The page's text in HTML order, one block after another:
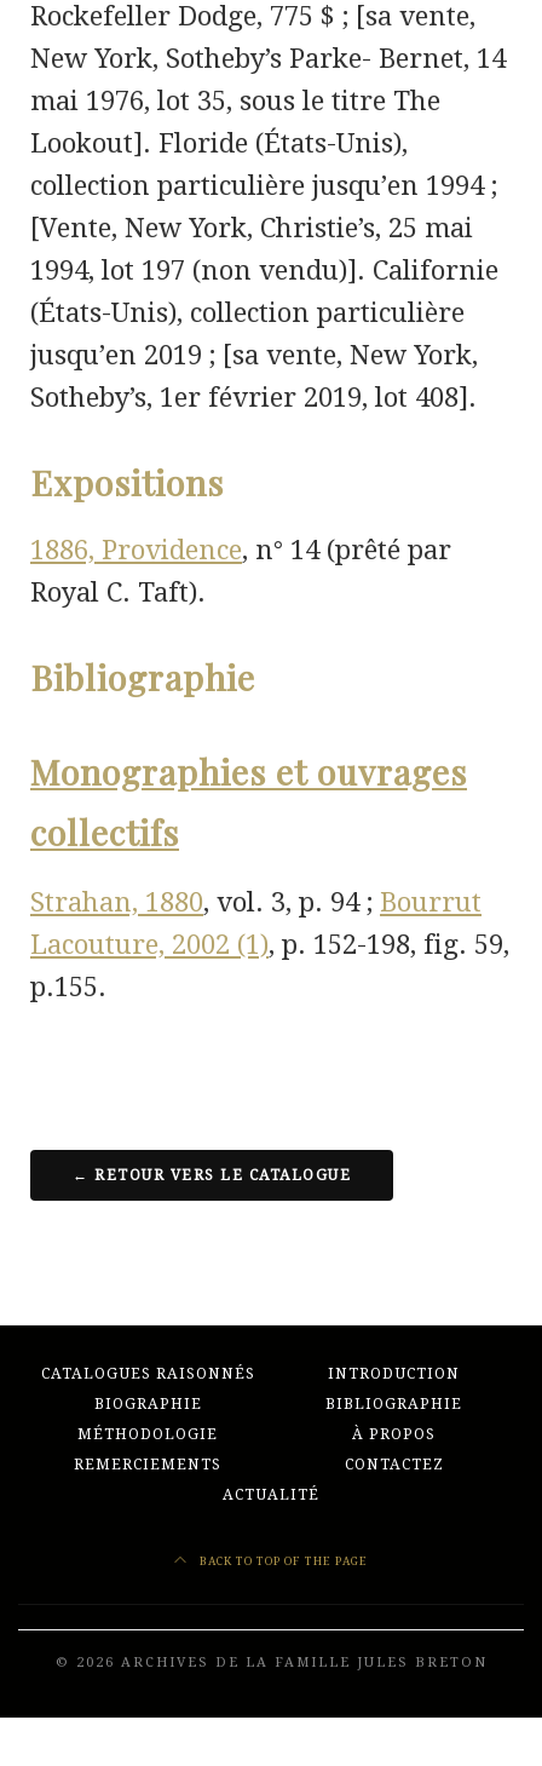
Rockefeller Dodge, 775 $ ; [sa vente,
New York, Sotheby’s Parke- Bernet, 14
mai 1976, lot 35, sous le titre The
Lookout]. Floride (États-Unis),
collection particulière jusqu’en 1994 ;
[Vente, New York, Christie’s, 25 mai
1994, lot 197 (non vendu)]. Californie
(États-Unis), collection particulière
jusqu’en 2019 ; [sa vente, New York,
Sotheby’s, 1er février 2019, lot 408].
Expositions
1886, Providence, n° 14 (prêté par
Royal C. Taft).
Bibliographie
Monographies et ouvrages
collectifs
Strahan, 1880, vol. 3, p. 94 ; Bourrut
Lacouture, 2002 (1), p. 152-198, fig. 59,
p.155.
← RETOUR VERS LE CATALOGUE
CATALOGUES RAISONNÉS
INTRODUCTION
BIOGRAPHIE
BIBLIOGRAPHIE
MÉTHODOLOGIE
À PROPOS
REMERCIEMENTS
CONTACTEZ
ACTUALITÉ
BACK TO TOP OF THE PAGE
© 2026 ARCHIVES DE LA FAMILLE JULES BRETON